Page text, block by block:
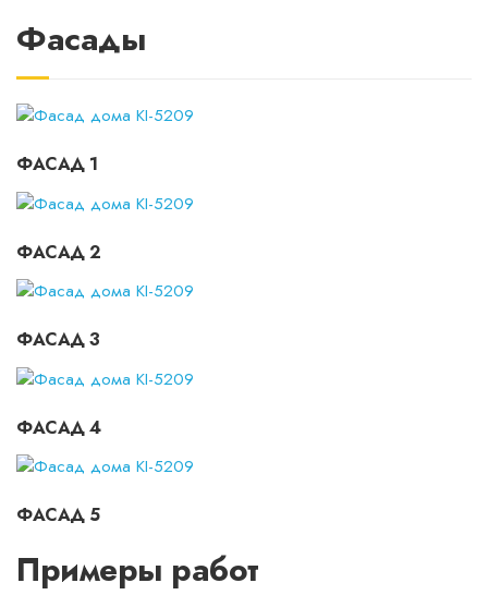
Фасады
ФАСАД 1
ФАСАД 2
ФАСАД 3
ФАСАД 4
ФАСАД 5
Примеры работ